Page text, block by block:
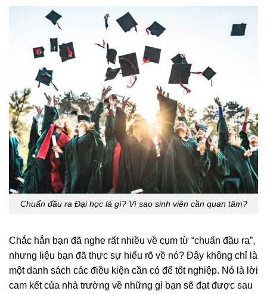
Chuẩn đầu ra Đại học là gì? Vì sao sinh viên cần quan tâm?
Chắc hẳn bạn đã nghe rất nhiều về cụm từ “chuẩn đầu ra”,
nhưng liệu bạn đã thực sự hiểu rõ về nó? Đây không chỉ là
một danh sách các điều kiện cần có để tốt nghiệp. Nó là lời
cam kết của nhà trường về những gì bạn sẽ đạt được sau